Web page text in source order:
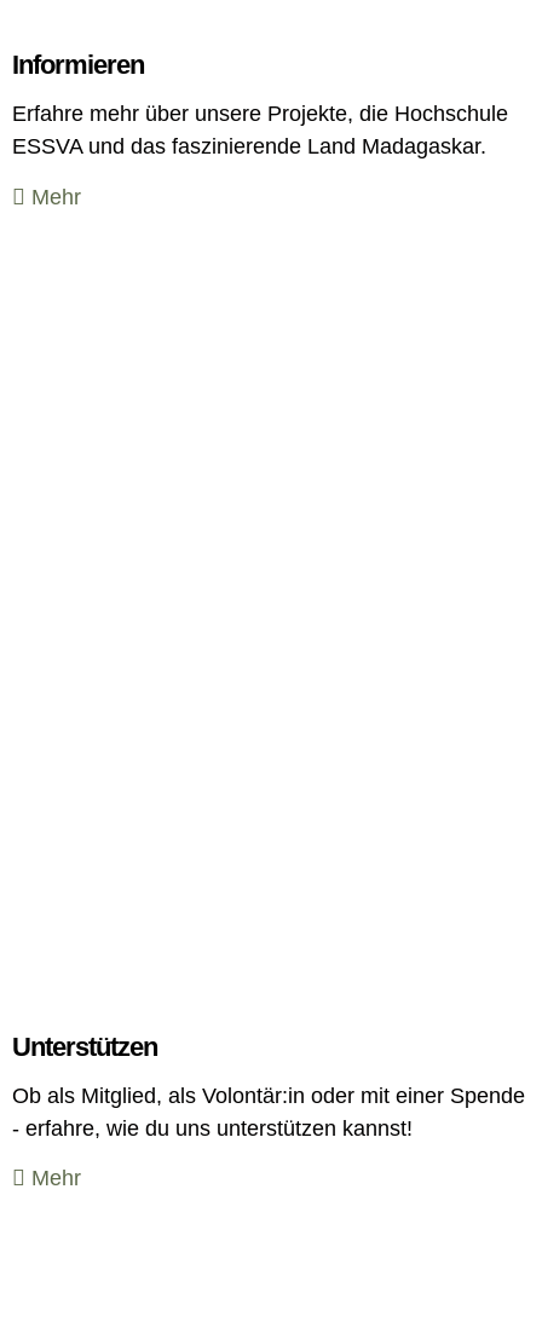
Informieren
Erfahre mehr über unsere Projekte, die Hochschule
ESSVA und das faszinierende Land Madagaskar.
Mehr
Unterstützen
Ob als Mitglied, als Volontär:in oder mit einer Spende
- erfahre, wie du uns unterstützen kannst!
Mehr